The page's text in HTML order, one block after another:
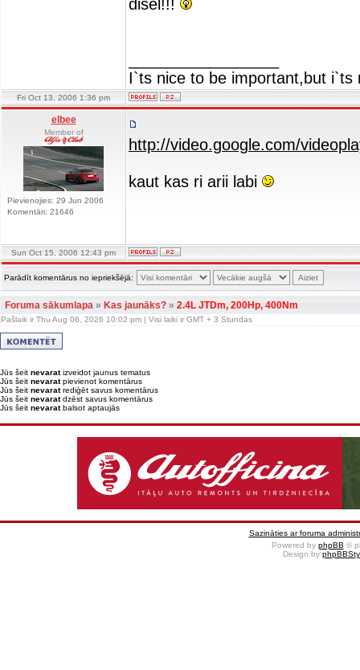
disel!!!
I`ts nice to be important,but
Fri Oct 13, 2006 1:36 pm
elbee
Member of
Pievienojies: 29 Jun 2006
Komentāri: 21646
http://video.google.com/
kaut kas ri arii labi
Sun Oct 15, 2006 12:43 pm
Parādīt komentārus no iepriekšējā:
Foruma sākumlapa»Kas jaunāks?»2.4L JTDm, 200Hp, 400Nm
Pašlaik ir Thu Aug 06, 2026 10:02 pm | Visi laiki ir GMT + 3 Stundas
Jūs šeit nevaratizveidot jaunus tematus
Jūs šeit nevaratpievienot komentārus
Jūs šeit nevaratrediģēt savus komentārus
Jūs šeit nevaratdzēst savus komentārus
Jūs šeit nevaratbalsot aptaujās
Sazināties ar foruma
Powered by phpBB ©
Design by